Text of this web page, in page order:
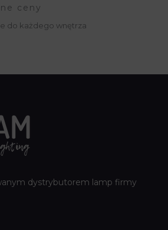
ceny
do każdego wnętrza
dystrybutorem lamp firmy